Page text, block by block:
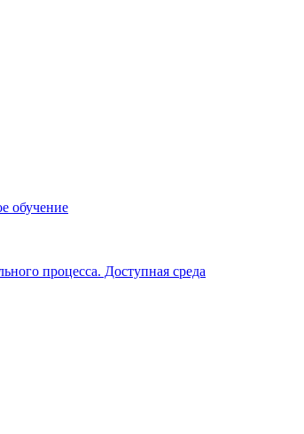
обучение
процесса. Доступная среда